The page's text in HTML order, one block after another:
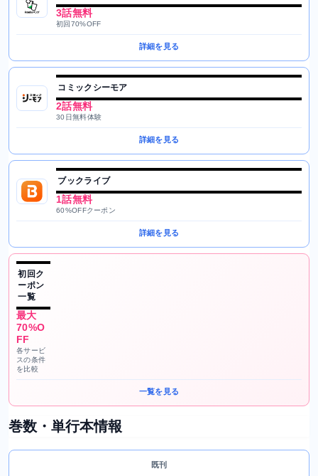
3話無料
初回70%OFF
詳細を見る
コミックシーモア
2話無料
30日無料体験
詳細を見る
ブックライブ
1話無料
60%OFFクーポン
詳細を見る
初回ク
ーポン
一覧
最大
70%O
FF
各サービ
スの条件
を比較
一覧を見る
巻数・単行本情報
既刊